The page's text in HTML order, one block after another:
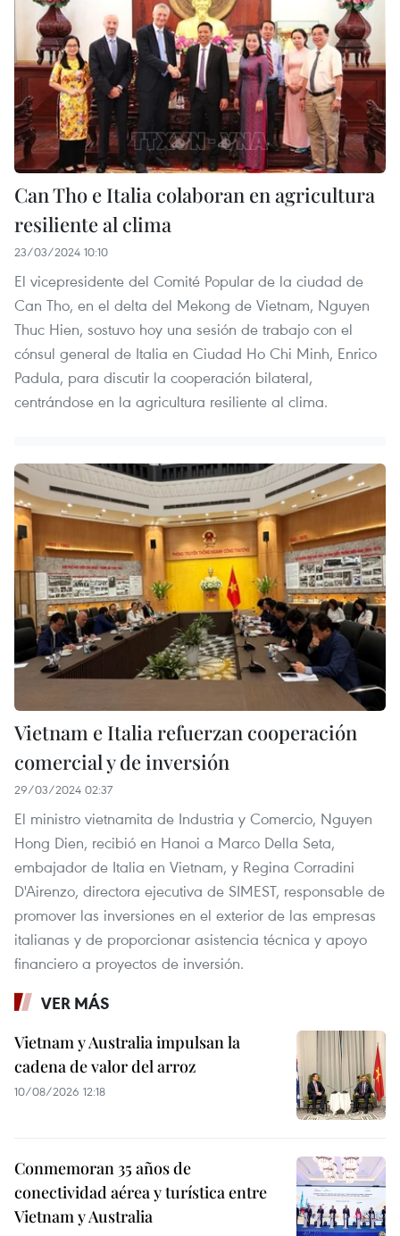
Can Tho e Italia colaboran en agricultura
resiliente al clima
23/03/2024 10:10
El vicepresidente del Comité Popular de la ciudad de
Can Tho, en el delta del Mekong de Vietnam, Nguyen
Thuc Hien, sostuvo hoy una sesión de trabajo con el
cónsul general de Italia en Ciudad Ho Chi Minh, Enrico
Padula, para discutir la cooperación bilateral,
centrándose en la agricultura resiliente al clima.
Vietnam e Italia refuerzan cooperación
comercial y de inversión
29/03/2024 02:37
El ministro vietnamita de Industria y Comercio, Nguyen
Hong Dien, recibió en Hanoi a Marco Della Seta,
embajador de Italia en Vietnam, y Regina Corradini
D'Airenzo, directora ejecutiva de SIMEST, responsable de
promover las inversiones en el exterior de las empresas
italianas y de proporcionar asistencia técnica y apoyo
financiero a proyectos de inversión.
VER MÁS
Vietnam y Australia impulsan la
cadena de valor del arroz
10/08/2026 12:18
Conmemoran 35 años de
conectividad aérea y turística entre
Vietnam y Australia